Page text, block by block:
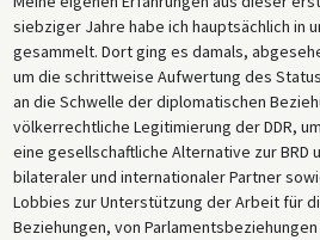
siebziger Jahre habe ich hauptsächlich in
gesammelt. Dort ging es damals,
um die schrittweise Aufwertung des
an die Schwelle der diplomatischen
völkerrechtliche Legitimierung der DDR,
eine gesellschaftliche Alternative zur
bilateraler und internationaler Partner
Lobbies zur Unterstützung der Arbeit für
Beziehungen, von